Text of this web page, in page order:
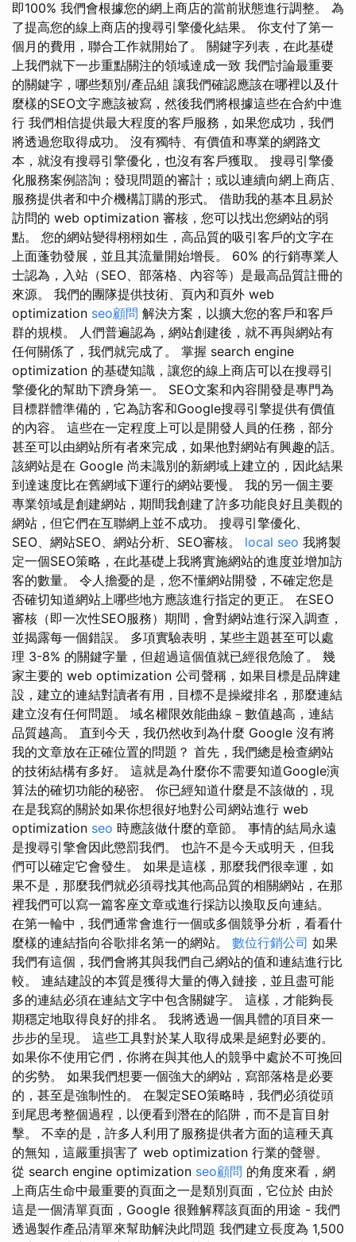
即100% 我們會根據您的網上商店的當前狀態進行調整。 為
了提高您的線上商店的搜尋引擎優化結果。 你支付了第一
個月的費用，聯合工作就開始了。 關鍵字列表，在此基礎
上我們就下一步重點關注的領域達成一致 我們討論最重要
的關鍵字，哪些類別/產品組 讓我們確認應該在哪裡以及什
麼樣的SEO文字應該被寫，然後我們將根據這些在合約中進
行 我們相信提供最大程度的客戶服務，如果您成功，我們
將透過您取得成功。 沒有獨特、有價值和專業的網路文
本，就沒有搜尋引擎優化，也沒有客戶獲取。 搜尋引擎優
化服務案例諮詢；發現問題的審計；或以連續向網上商店、
服務提供者和中介機構訂購的形式。 借助我的基本且易於
訪問的 web optimization 審核，您可以找出您網站的弱
點。 您的網站變得栩栩如生，高品質的吸引客戶的文字在
上面蓬勃發展，並且其流量開始增長。 60% 的行銷專業人
士認為，入站（SEO、部落格、內容等）是最高品質註冊的
來源。 我們的團隊提供技術、頁內和頁外 web
optimization seo顧問 解決方案，以擴大您的客戶和客戶
群的規模。 人們普遍認為，網站創建後，就不再與網站有
任何關係了，我們就完成了。 掌握 search engine
optimization 的基礎知識，讓您的線上商店可以在搜尋引
擎優化的幫助下躋身第一。 SEO文案和內容開發是專門為
目標群體準備的，它為訪客和Google搜尋引擎提供有價值
的內容。 這些在一定程度上可以是開發人員的任務，部分
甚至可以由網站所有者來完成，如果他對網站有興趣的話。
該網站是在 Google 尚未識別的新網域上建立的，因此結果
到達速度比在舊網域下運行的網站要慢。 我的另一個主要
專業領域是創建網站，期間我創建了許多功能良好且美觀的
網站，但它們在互聯網上並不成功。 搜尋引擎優化、
SEO、網站SEO、網站分析、SEO審核。 local seo 我將製
定一個SEO策略，在此基礎上我將實施網站的進度並增加訪
客的數量。 令人擔憂的是，您不懂網站開發，不確定您是
否確切知道網站上哪些地方應該進行指定的更正。 在SEO
審核（即一次性SEO服務）期間，會對網站進行深入調查，
並揭露每一個錯誤。 多項實驗表明，某些主題甚至可以處
理 3-8% 的關鍵字量，但超過這個值就已經很危險了。 幾
家主要的 web optimization 公司聲稱，如果目標是品牌建
設，建立的連結對讀者有用，目標不是操縱排名，那麼連結
建立沒有任何問題。 域名權限效能曲線－數值越高，連結
品質越高。 直到今天，我仍然收到為什麼 Google 沒有將
我的文章放在正確位置的問題？ 首先，我們總是檢查網站
的技術結構有多好。 這就是為什麼你不需要知道Google演
算法的確切功能的秘密。 你已經知道什麼是不該做的，現
在是我寫的關於如果你想很好地對公司網站進行 web
optimization seo 時應該做什麼的章節。 事情的結局永遠
是搜尋引擎會因此懲罰我們。 也許不是今天或明天，但我
們可以確定它會發生。 如果是這樣，那麼我們很幸運，如
果不是，那麼我們就必須尋找其他高品質的相關網站，在那
裡我們可以寫一篇客座文章或進行採訪以換取反向連結。
在第一輪中，我們通常會進行一個或多個競爭分析，看看什
麼樣的連結指向谷歌排名第一的網站。 數位行銷公司 如果
我們有這個，我們會將其與我們自己網站的值和連結進行比
較。 連結建設的本質是獲得大量的傳入鏈接，並且盡可能
多的連結必須在連結文字中包含關鍵字。 這樣，才能夠長
期穩定地取得良好的排名。 我將透過一個具體的項目來一
步步的呈現。 這些工具對於某人取得成果是絕對必要的。
如果你不使用它們，你將在與其他人的競爭中處於不可挽回
的劣勢。 如果我們想要一個強大的網站，寫部落格是必要
的，甚至是強制性的。 在製定SEO策略時，我們必須從頭
到尾思考整個過程，以便看到潛在的陷阱，而不是盲目射
擊。 不幸的是，許多人利用了服務提供者方面的這種天真
的無知，這嚴重損害了 web optimization 行業的聲譽。
從 search engine optimization seo顧問 的角度來看，網
上商店生命中最重要的頁面之一是類別頁面，它位於 由於
這是一個清單頁面，Google 很難解釋該頁面的用途 - 我們
透過製作產品清單來幫助解決此問題 我們建立長度為 1,500